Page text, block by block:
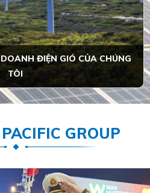
ĐIỆN GIÓ CỦA CHÚNG
TÔI
GROUP